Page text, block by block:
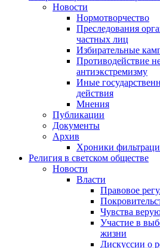
Новости
Нормотворчество
Преследования
частных лиц
Избирательные
Противодействие
антиэкстремизму
Иные
действия
Мнения
Публикации
Документы
Архив
Хроники
Религия в светском обществе
Новости
Власти
Правовое
Чувства
Участие в
жизни
Дискуссии о